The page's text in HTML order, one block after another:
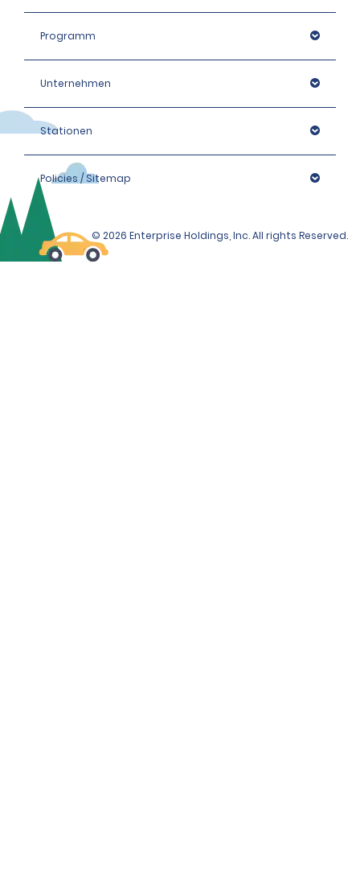
Programm
Unternehmen
Stationen
Policies / Sitemap
© 2026 Enterprise Holdings, Inc. All rights Reserved.